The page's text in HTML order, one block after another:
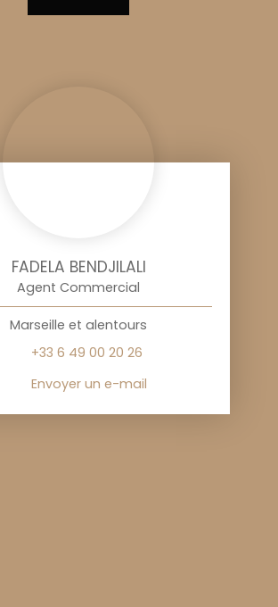
FADELA BENDJILALI
Agent Commercial
Marseille et alentours
+33 6 49 00 20 26
Envoyer un e-mail